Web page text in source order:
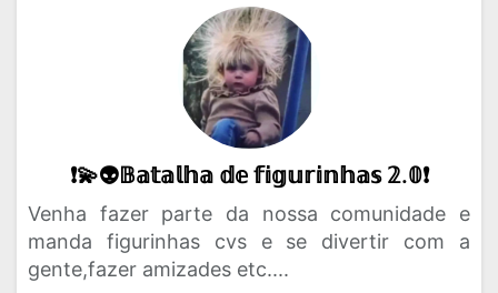
❗💫👽𝔹𝕒𝕥𝕒𝕝𝕙𝕒 𝕕𝕖 𝕗𝕚𝕘𝕦𝕣𝕚𝕟𝕙𝕒𝕤 𝟚.𝟘❗
Venha fazer parte da nossa comunidade e
manda figurinhas cvs e se divertir com a
gente,fazer amizades etc....